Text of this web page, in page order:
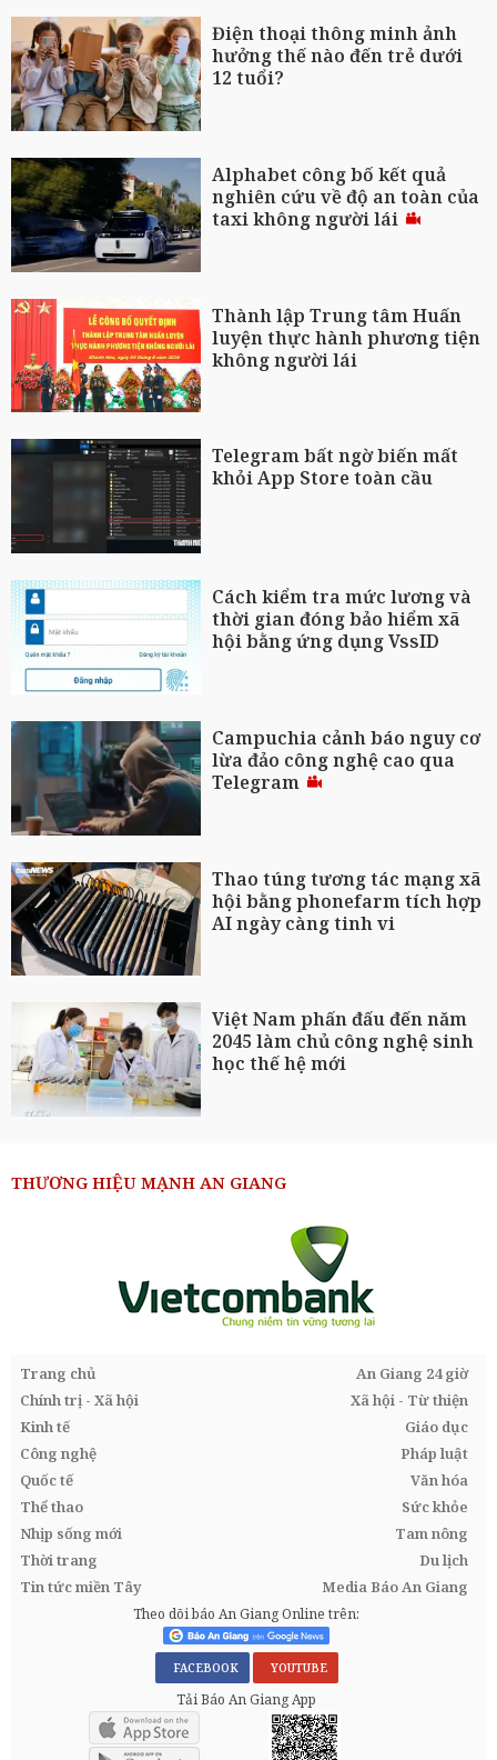
Điện thoại thông minh ảnh
hưởng thế nào đến trẻ dưới
12 tuổi?
Alphabet công bố kết quả
nghiên cứu về độ an toàn của
taxi không người lái
Thành lập Trung tâm Huấn
luyện thực hành phương tiện
không người lái
Telegram bất ngờ biến mất
khỏi App Store toàn cầu
Cách kiểm tra mức lương và
thời gian đóng bảo hiểm xã
hội bằng ứng dụng VssID
Campuchia cảnh báo nguy cơ
lừa đảo công nghệ cao qua
Telegram
Thao túng tương tác mạng xã
hội bằng phonefarm tích hợp
AI ngày càng tinh vi
Việt Nam phấn đấu đến năm
2045 làm chủ công nghệ sinh
học thế hệ mới
THƯƠNG HIỆU MẠNH AN GIANG
Trang chủ
An Giang 24 giờ
Chính trị - Xã hội
Xã hội - Từ thiện
Kinh tế
Giáo dục
Công nghệ
Pháp luật
Quốc tế
Văn hóa
Thể thao
Sức khỏe
Nhịp sống mới
Tam nông
Thời trang
Du lịch
Tin tức miền Tây
Media Báo An Giang
Theo dõi báo An Giang Online trên:
FACEBOOK YOUTUBE
Tải Báo An Giang App